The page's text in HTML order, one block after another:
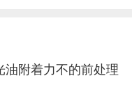
油附着力不的前处理